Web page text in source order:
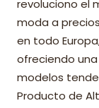
revoluciono el
moda a
en todo
ofreciendo
modelos
Producto de